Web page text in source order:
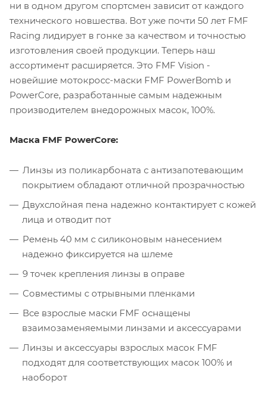
ни в одном другом спортсмен зависит от каждого
технического новшества. Вот уже почти 50 лет FMF
Racing лидирует в гонке за качеством и точностью
изготовления своей продукции. Теперь наш
ассортимент расширяется. Это FMF Vision -
новейшие мотокросс-маски FMF PowerBomb и
PowerCore, разработанные самым надежным
производителем внедорожных масок, 100%.
Маска FMF PowerCore:
Линзы из поликарбоната с антизапотевающим
покрытием обладают отличной прозрачностью
Двухслойная пена надежно контактирует с кожей
лица и отводит пот
Ремень 40 мм с силиконовым нанесением
надежно фиксируется на шлеме
9 точек крепления линзы в оправе
Совместимы с отрывными пленками
Все взрослые маски FMF оснащены
взаимозаменяемыми линзами и аксессуарами
Линзы и аксессуары взрослых масок FMF
подходят для соответствующих масок 100% и
наоборот